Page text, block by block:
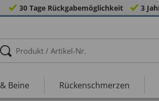
30 Tage Rückgabemöglichkeit 3
Beine Rückenschmerzen